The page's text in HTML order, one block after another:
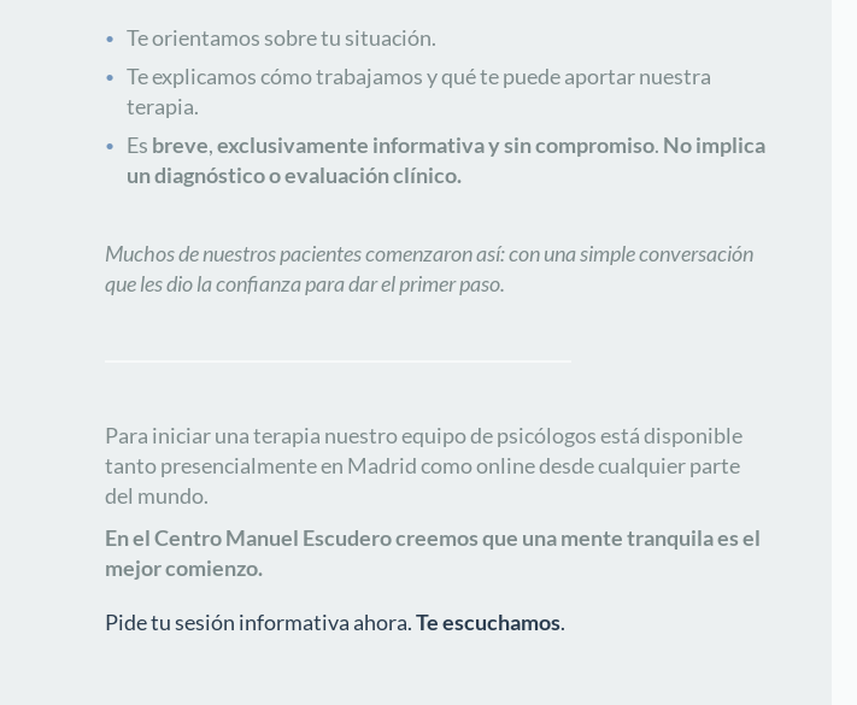
Te orientamos sobre tu situación.
Te explicamos cómo trabajamos y qué te puede aportar nuestra
terapia.
Es breve,exclusivamente informativa y sin compromiso. Noimplica
un diagnóstico o evaluación clínico.
Muchos de nuestros pacientes comenzaron así: con una simple conversación
que les dio la confianza para dar el primer paso.
Para iniciar una terapia nuestro equipo de psicólogos está disponible
tanto presencialmente en Madrid como online desde cualquier parte
del mundo.
En el Centro Manuel Escudero creemos que una mente tranquila es el
mejor comienzo.
Pide tu sesión informativa ahora.Te escuchamos.